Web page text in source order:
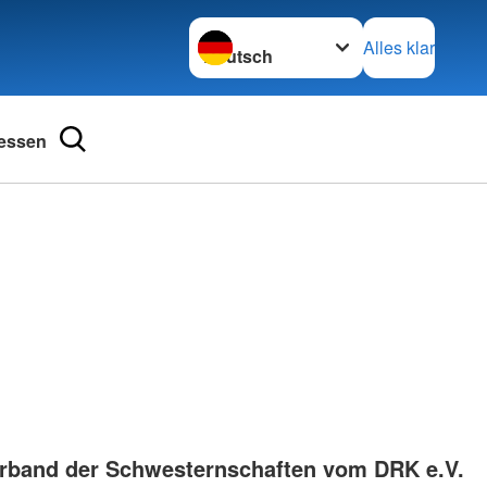
Sprache wechseln zu
Alles klar
der Schwesternschaften vom DRK e.V.